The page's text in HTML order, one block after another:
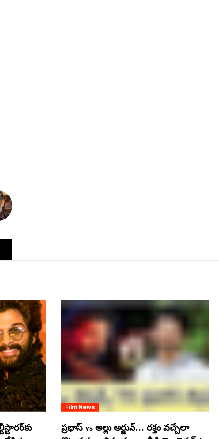
Film News
ప్రభాస్ vs అల్లు అర్జున్… రక్తం వచ్చేలా